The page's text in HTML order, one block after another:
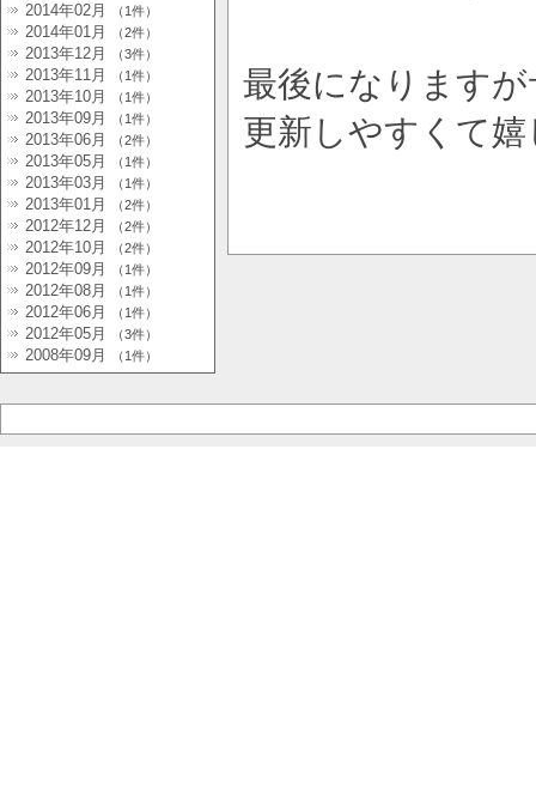
最後になります
更新しやすくて
2014年02月 （1件）
2014年01月 （2件）
2013年12月 （3件）
2013年11月 （1件）
2013年10月 （1件）
2013年09月 （1件）
2013年06月 （2件）
2013年05月 （1件）
2013年03月 （1件）
2013年01月 （2件）
2012年12月 （2件）
2012年10月 （2件）
2012年09月 （1件）
2012年08月 （1件）
2012年06月 （1件）
2012年05月 （3件）
2008年09月 （1件）